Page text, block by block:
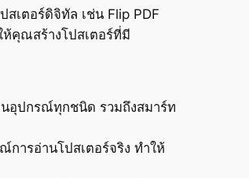
สเตอร์ดิจิทัล เช่น Flip PDF
ห้คุณสร้างโปสเตอร์ที่มี
อุปกรณ์ทุกชนิด รวมถึงสมาร์ท
ารอ่านโปสเตอร์จริง ทำให้